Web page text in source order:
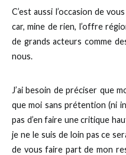
C’est aussi l’occasion de
car, mine de rien, l’offre
de grands acteurs comme
nous.
J’ai besoin de préciser que
que moi sans prétention (ni
pas d’en faire une critique
je ne le suis de loin pas ce
de vous faire part de mon